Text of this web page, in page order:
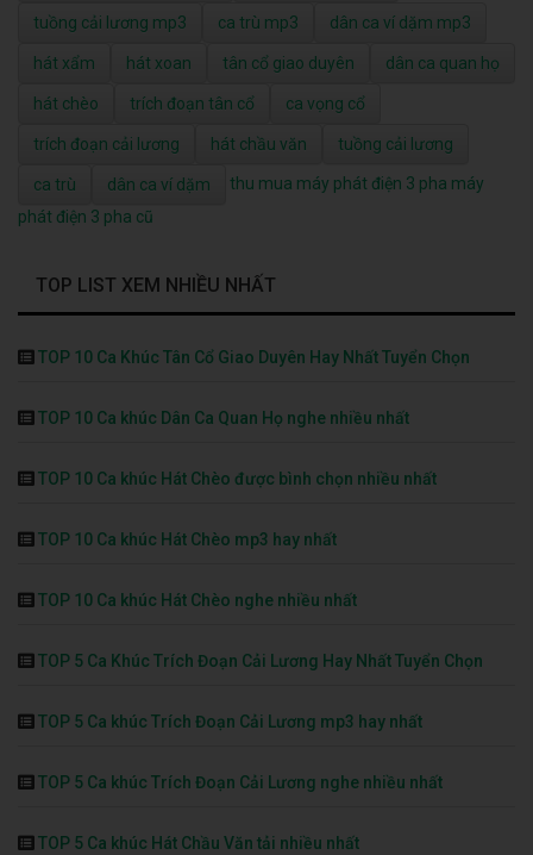
tuồng cải lương mp3 ca trù mp3 dân ca ví dặm mp3
hát xẩm hát xoan tân cổ giao duyên dân ca quan họ
hát chèo trích đoạn tân cổ ca vọng cổ
trích đoạn cải lương hát chầu văn tuồng cải lương
ca trù dân ca ví dặm thu mua máy phát điện 3 pha máy
phát điện 3 pha cũ
TOP LIST XEM NHIỀU NHẤT
TOP 10 Ca Khúc Tân Cổ Giao Duyên Hay Nhất Tuyển Chọn
TOP 10 Ca khúc Dân Ca Quan Họ nghe nhiều nhất
TOP 10 Ca khúc Hát Chèo được bình chọn nhiều nhất
TOP 10 Ca khúc Hát Chèo mp3 hay nhất
TOP 10 Ca khúc Hát Chèo nghe nhiều nhất
TOP 5 Ca Khúc Trích Đoạn Cải Lương Hay Nhất Tuyển Chọn
TOP 5 Ca khúc Trích Đoạn Cải Lương mp3 hay nhất
TOP 5 Ca khúc Trích Đoạn Cải Lương nghe nhiều nhất
TOP 5 Ca khúc Hát Chầu Văn tải nhiều nhất